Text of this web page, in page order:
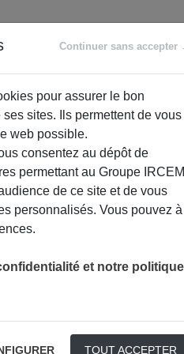
Santé
18 et 80 ans pendant l'année de
les informations ci-
Continuer sans accepter
pour assurer le bon
sites. Ils permettent de vous
web possible.
consentez au dépôt de
permettant au Groupe IRCEM
de ce site et de vous
personnalisés. Vous pouvez à
et notre politique
TOUT ACCEPTER